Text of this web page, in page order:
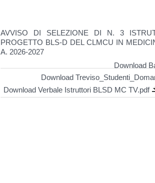
AVVISO DI SELEZIONE DI N. 3
PROGETTO BLS-D DEL CLMCU IN
A. 2026-2027
Download
Download
Download Verbale Istruttori BLSD MC TV.pdf